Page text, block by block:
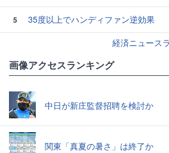
5
35度以上でハンディファン逆効果
経済ニュース
画像アクセスランキング
中日が新庄監督招聘を検討か
関東「真夏の暑さ」は終了か